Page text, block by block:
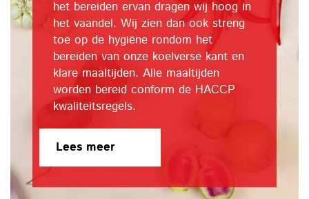
het bereiden ervan dragen wij hoog in
het vaandel. Wij zien dan ook streng
toe op de hygiëne rondom het
bereiden van onze koelverse kant en
klare maaltijden. Alle maaltijden
worden bereid conform de HACCP
kwaliteitsregels.
Lees meer